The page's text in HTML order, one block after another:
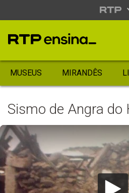
MUSEUS MIRANDÊS
Sismo de Angra do